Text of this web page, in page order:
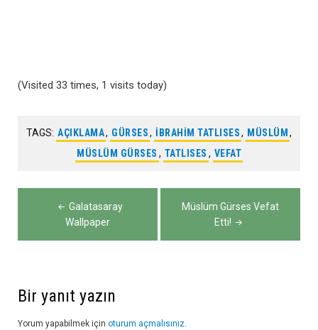
(Visited 33 times, 1 visits today)
TAGS: AÇIKLAMA, GÜRSES, IBRAHIM TATLISES, MÜSLÜM ,
MÜSLÜM GÜRSES , TATLISES , VEFAT
Yazı
gezinmesi
Galatasaray
Wallpaper
Müslüm Gürses Vefat
Etti!
Bir yanıt yazın
Yorum yapabilmek için oturum açmalısınız.